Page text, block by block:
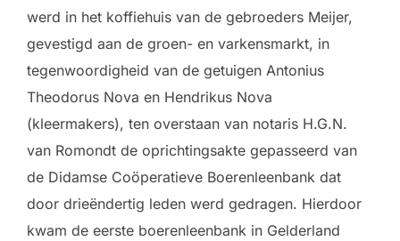
werd in het koffiehuis van de gebroeders Meijer,
gevestigd aan de groen- en varkensmarkt, in
tegenwoordigheid van de getuigen Antonius
Theodorus Nova en Hendrikus Nova
(kleermakers), ten overstaan van notaris H.G.N.
van Romondt de oprichtingsakte gepasseerd van
de Didamse Coöperatieve Boerenleenbank dat
door drieëndertig leden werd gedragen. Hierdoor
kwam de eerste boerenleenbank in Gelderland